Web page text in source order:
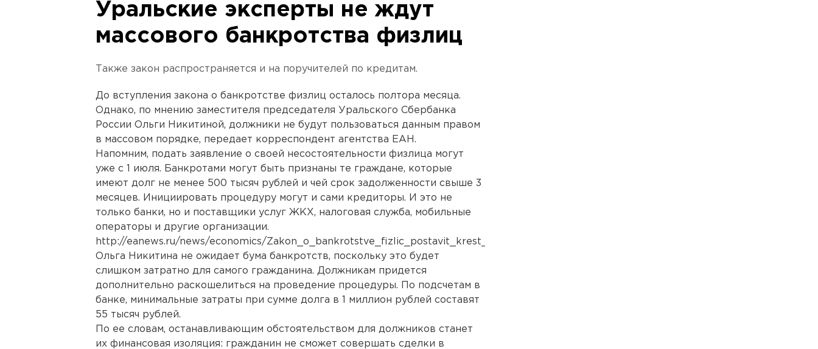
Уральские эксперты не ждут
массового банкротства физлиц
Также закон распространяется и на поручителей по кредитам.
До вступления закона о банкротстве физлиц осталось полтора месяца.
Однако, по мнению заместителя председателя Уральского Сбербанка
России Ольги Никитиной, должники не будут пользоваться данным правом
в массовом порядке, передает корреспондент агентства ЕАН.
Напомним, подать заявление о своей несостоятельности физлица могут
уже с 1 июля. Банкротами могут быть признаны те граждане, которые
имеют долг не менее 500 тысяч рублей и чей срок задолженности свыше 3
месяцев. Инициировать процедуру могут и сами кредиторы. И это не
только банки, но и поставщики услуг ЖКХ, налоговая служба, мобильные
операторы и другие организации.
http://eanews.ru/news/economics/Zakon_o_bankrotstve_fizlic_postavit_krest_na_ekonomicheskoy_zhizni_dolzhnikov_17_12_2014/
Ольга Никитина не ожидает бума банкротств, поскольку это будет
слишком затратно для самого гражданина. Должникам придется
дополнительно раскошелиться на проведение процедуры. По подсчетам в
банке, минимальные затраты при сумме долга в 1 миллион рублей составят
55 тысяч рублей.
По ее словам, останавливающим обстоятельством для должников станет
их финансовая изоляция: гражданин не сможет совершать сделки в